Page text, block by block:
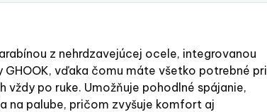
z nehrdzavejúcej ocele, integrovanou
GHOOK, vďaka čomu máte všetko potrebné pri
po ruke. Umožňuje pohodlné spájanie,
na palube, pričom zvyšuje komfort aj